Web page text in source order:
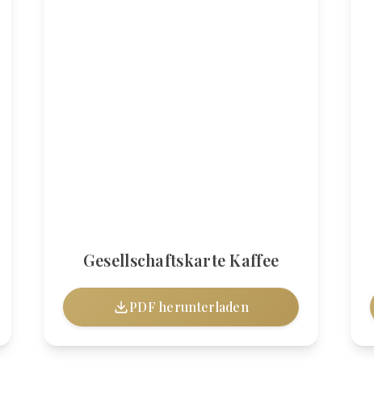
Gesellschaftskarte Kaffee
PDF herunterladen